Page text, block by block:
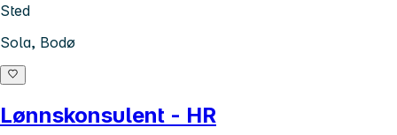
Sted
Sola, Bodø
Lønnskonsulent - HR